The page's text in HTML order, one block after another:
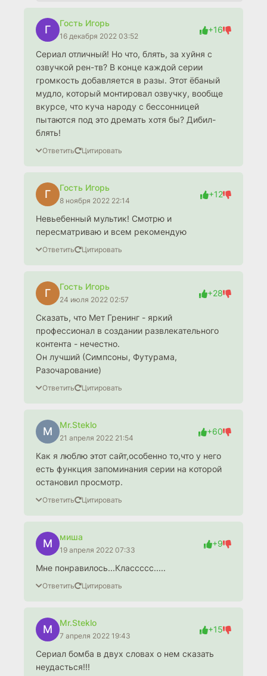
Г
Гость Игорь
16 декабря 2022 03:52
+16
Сериал отличный! Но что, блять, за хуйня с
озвучкой рен-тв? В конце каждой серии
громкость добавляется в разы. Этот ёбаный
мудло, который монтировал озвучку, вообще
вкурсе, что куча народу с бессонницей
пытаются под это дремать хотя бы? Дибил-
блять!
Ответить Цитировать
Г
Гость Игорь
8 ноября 2022 22:14
+12
Невьебенный мультик! Смотрю и
пересматриваю и всем рекомендую
Ответить Цитировать
Г
Гость Игорь
24 июля 2022 02:57
+28
Сказать, что Мет Гренинг - яркий
профессионал в создании развлекательного
контента - нечестно.
Он лучший (Симпсоны, Футурама,
Разочарование)
Ответить Цитировать
M
Mr.Steklo
21 апреля 2022 21:54
+60
Как я люблю этот сайт,особенно то,что у него
есть функция запоминания серии на которой
остановил просмотр.
Ответить Цитировать
М
миша
19 апреля 2022 07:33
+9
Мне понравилось...Классссс.....
Ответить Цитировать
M
Mr.Steklo
7 апреля 2022 19:43
+15
Сериал бомба в двух словах о нем сказать
неудасться!!!